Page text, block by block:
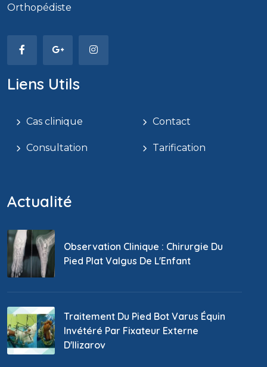
Orthopédiste
Liens Utils
Cas clinique Contact
Consultation Tarification
Actualité
Observation Clinique : Chirurgie Du
Pied Plat Valgus De L'Enfant
Traitement Du Pied Bot Varus Équin
Invétéré Par Fixateur Externe
D'Ilizarov